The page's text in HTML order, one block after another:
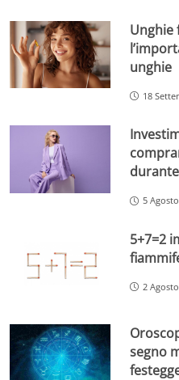
Unghie
unghie
18
5
5+7=2
2
segno